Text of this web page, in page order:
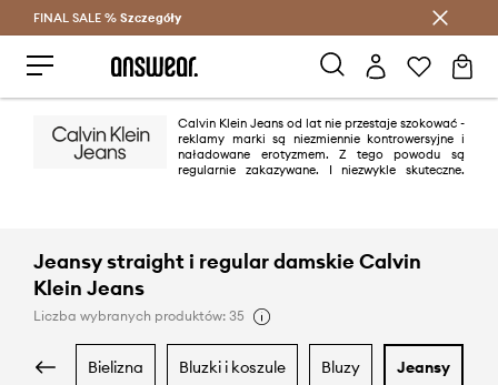
Oszczędzaj z Answear Club >
FINAL SALE % Szczegóły
Calvin Klein Jeans od lat nie przestaje szokować -
reklamy marki są niezmiennie kontrowersyjne i
naładowane erotyzmem. Z tego powodu są
regularnie zakazywane. I niezwykle skuteczne.
Jeansy straight i regular damskie Calvin
Klein Jeans
Liczba wybranych produktów: 35
bielizna bluzki i koszule bluzy jeansy